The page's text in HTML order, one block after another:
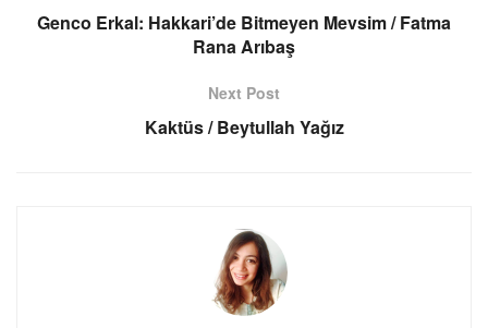
Genco Erkal: Hakkari’de Bitmeyen Mevsim / Fatma
Rana Arıbaş
Next Post
Kaktüs / Beytullah Yağız